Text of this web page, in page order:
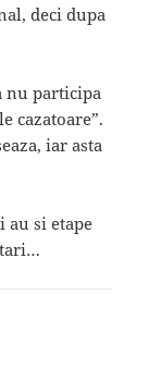
deci dupa
nu participa
cazatoare”.
iar asta
au si etape